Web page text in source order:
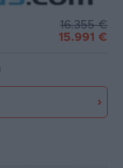
16.355 €
15.991 €